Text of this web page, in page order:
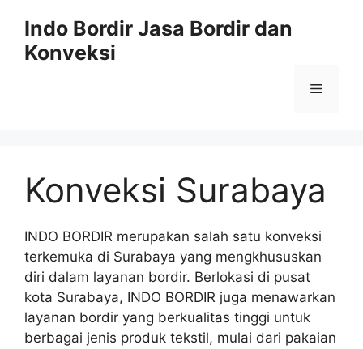
Indo Bordir Jasa Bordir dan
Konveksi
Menu
Konveksi Surabaya
INDO BORDIR merupakan salah satu konveksi
terkemuka di Surabaya yang mengkhususkan
diri dalam layanan bordir. Berlokasi di pusat
kota Surabaya, INDO BORDIR juga menawarkan
layanan bordir yang berkualitas tinggi untuk
berbagai jenis produk tekstil, mulai dari pakaian